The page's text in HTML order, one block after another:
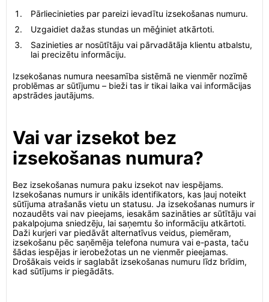
Pārliecinieties par pareizi ievadītu izsekošanas numuru.
Uzgaidiet dažas stundas un mēģiniet atkārtoti.
Sazinieties ar nosūtītāju vai pārvadātāja klientu atbalstu,
lai precizētu informāciju.
Izsekošanas numura neesamība sistēmā ne vienmēr nozīmē
problēmas ar sūtījumu – bieži tas ir tikai laika vai informācijas
apstrādes jautājums.
Vai var izsekot bez
izsekošanas numura?
Bez izsekošanas numura paku izsekot nav iespējams.
Izsekošanas numurs ir unikāls identifikators, kas ļauj noteikt
sūtījuma atrašanās vietu un statusu. Ja izsekošanas numurs ir
nozaudēts vai nav pieejams, iesakām sazināties ar sūtītāju vai
pakalpojuma sniedzēju, lai saņemtu šo informāciju atkārtoti.
Daži kurjeri var piedāvāt alternatīvus veidus, piemēram,
izsekošanu pēc saņēmēja telefona numura vai e-pasta, taču
šādas iespējas ir ierobežotas un ne vienmēr pieejamas.
Drošākais veids ir saglabāt izsekošanas numuru līdz brīdim,
kad sūtījums ir piegādāts.